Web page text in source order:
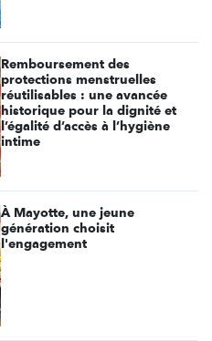
Remboursement des
protections menstruelles
réutilisables : une avancée
historique pour la dignité et
l’égalité d’accès à l’hygiène
intime
À Mayotte, une jeune
génération choisit
l'engagement